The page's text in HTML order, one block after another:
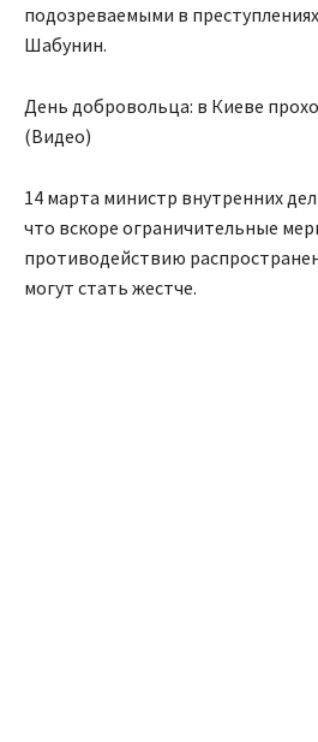
подозреваемыми в
Шабунин.
День добровольца: в Киеве
(Видео)
14 марта министр внутренних
что вскоре ограничительные
противодействию
могут стать жестче.